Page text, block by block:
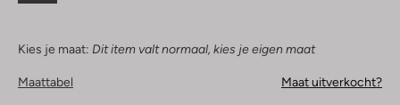
Kies je maat: Dit item valt normaal, kies je eigen maat
Maattabel Maat uitverkocht?